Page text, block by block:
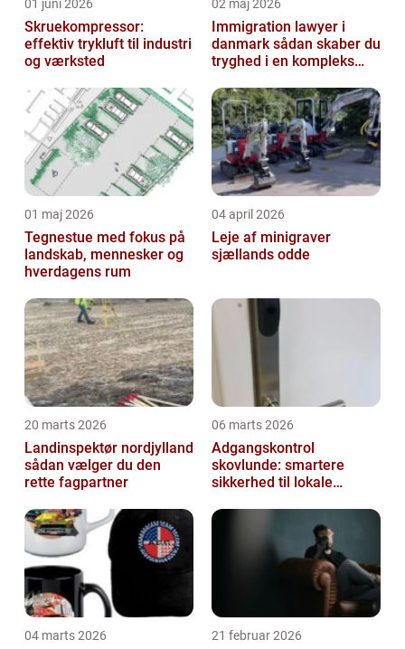
01 juni 2026
Skruekompressor:
effektiv trykluft til industri
og værksted
02 maj 2026
Immigration lawyer i
danmark sådan skaber du
tryghed i en kompleks
01 maj 2026
Tegnestue med fokus på
landskab, mennesker og
hverdagens rum
04 april 2026
Leje af minigraver
sjællands odde
20 marts 2026
Landinspektør nordjylland
sådan vælger du den
rette fagpartner
06 marts 2026
Adgangskontrol
skovlunde: smartere
sikkerhed til lokale
04 marts 2026 21 februar 2026